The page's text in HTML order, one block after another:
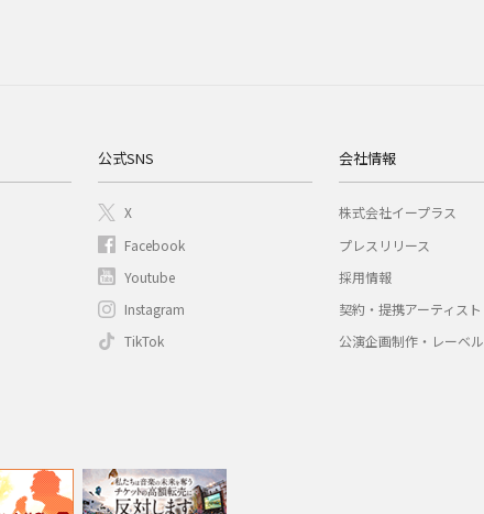
公式SNS
X
Facebook
Youtube
Instagram
TikTok
会社情報
株式会社イープラス
プレスリリース
採用情報
契約・提携アーティスト
公演企画制作・レーベル